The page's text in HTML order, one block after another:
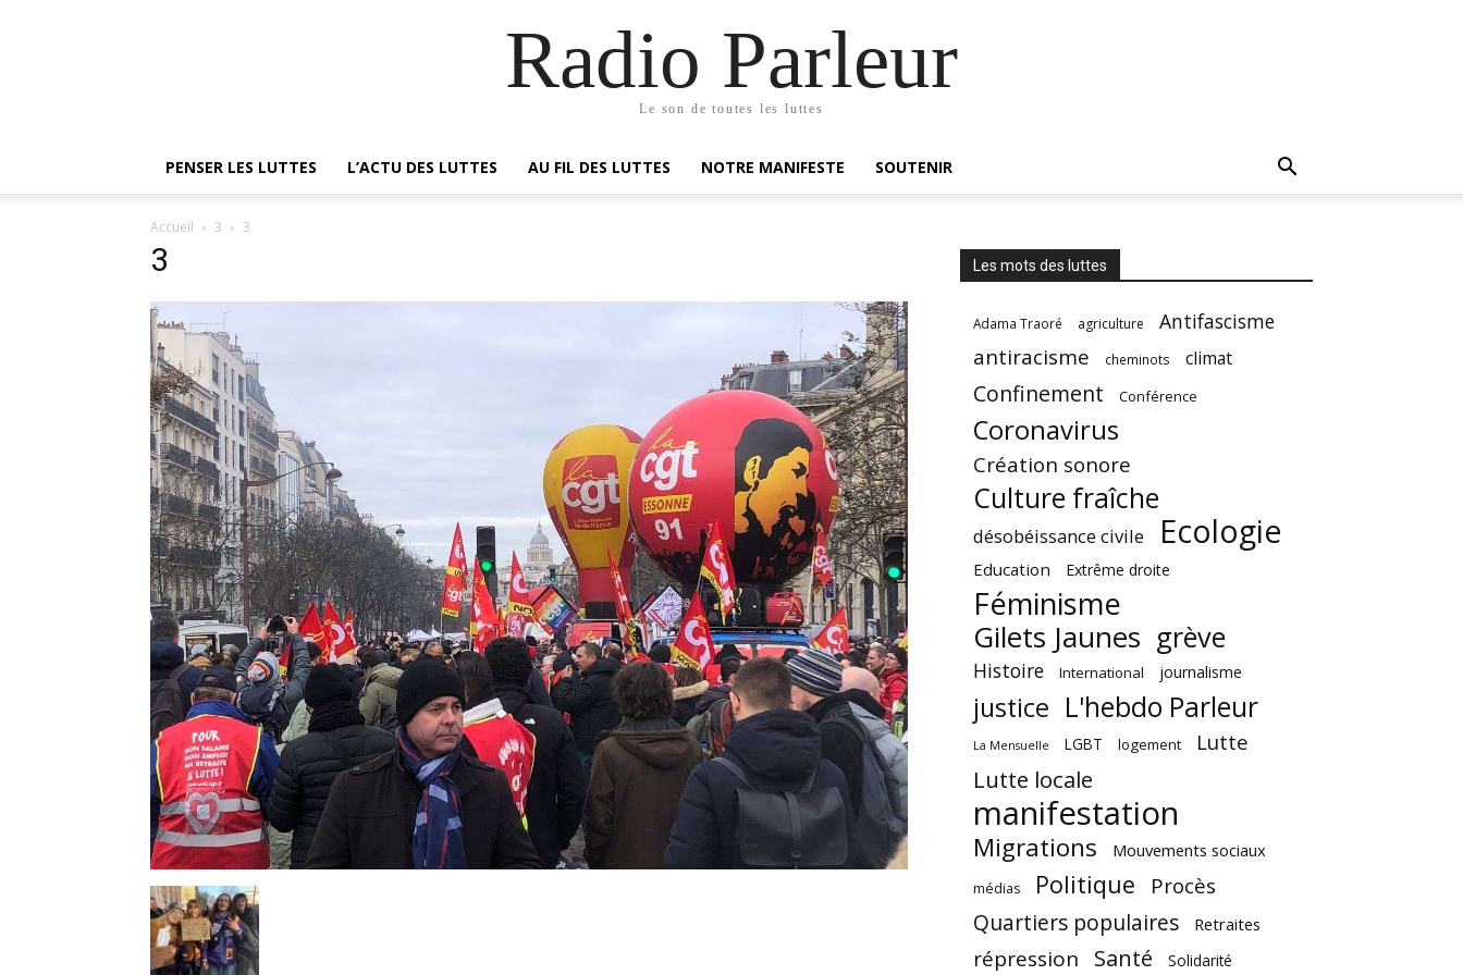
Radio Parleur
Le son de toutes les luttes
PENSER LES LUTTES L’ACTU DES LUTTES AU FIL DES LUTTES NOTRE MANIFESTE SOUTENIR
Accueil 3 3
3 Les mots des luttes
Adama Traoré agriculture Antifascisme
antiracisme cheminots climat
Confinement Conférence
Coronavirus
Création sonore
Culture fraîche
désobéissance civile Ecologie
Education Extrême droite
Féminisme
Gilets Jaunes grève
Histoire International journalisme
justice L'hebdo Parleur
La Mensuelle LGBT logement Lutte
Lutte locale
manifestation
Migrations Mouvements sociaux
médias Politique Procès
Quartiers populaires Retraites
répression Santé Solidarité